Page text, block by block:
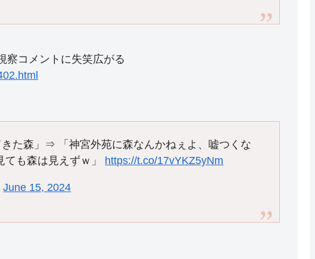
察コメントに失笑広がる
た森」⇒ 「神宮外苑に森なんかねぇよ、嘘つくな
も森は見えずｗ」 https://t.co/17vYKZ5yNm
June 15, 2024